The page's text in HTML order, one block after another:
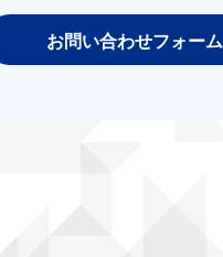
お問い合わせフォーム